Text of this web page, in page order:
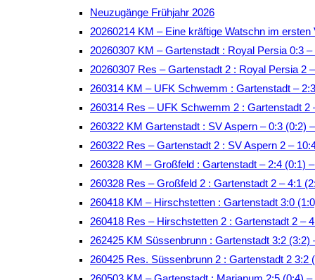
Neuzugänge Frühjahr 2026
20260214 KM – Eine kräftige Watschn im ersten
20260307 KM – Gartenstadt : Royal Persia 0:3
20260307 Res – Gartenstadt 2 : Royal Persia 2
260314 KM – UFK Schwemm : Gartenstadt –
260314 Res – UFK Schwemm 2 : Gartenstadt 2
260322 KM Gartenstadt : SV Aspern – 0:3 (0:2)
260322 Res – Gartenstadt 2 : SV Aspern 2 –
260328 KM – Großfeld : Gartenstadt – 2:4 (0:1)
260328 Res – Großfeld 2 : Gartenstadt 2 – 4:1
260418 KM – Hirschstetten : Gartenstadt 3:0
260418 Res – Hirschstetten 2 : Gartenstadt 2 –
262425 KM Süssenbrunn : Gartenstadt 3:2 (3:2)
260425 Res. Süssenbrunn 2 : Gartenstadt 2 3:2